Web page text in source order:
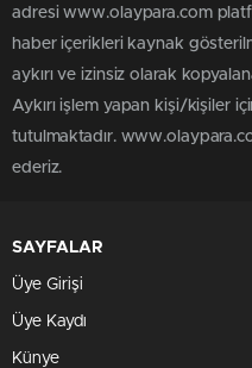
adresi www.olaypara.com
haber içerikleri kaynak
aykırı ve izinsiz olarak
Aykırı işlem yapan kişi/kişiler
tutulmaktadır.
ederiz.
SAYFALAR
Üye Girişi
Üye Kaydı
Künye